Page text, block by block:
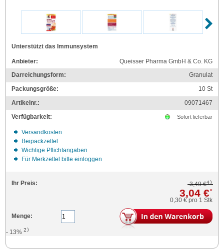
Unterstützt das Immunsystem
Anbieter:
Queisser Pharma GmbH & Co. KG
Darreichungsform:
Granulat
Packungsgröße:
10St
Artikelnr.:
09071467
Verfügbarkeit:
Sofort lieferbar
Versandkosten
Beipackzettel
Wichtige Pflichtangaben
Für Merkzettel bitte einloggen
Ihr Preis: 3,49 €4)
3,04 €*
0,30 €pro 1 Stk
Menge:
- 13%2)